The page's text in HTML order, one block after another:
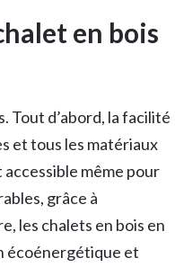
en bois
Tout d’abord, la facilité
et tous les matériaux
même pour
grâce à
les chalets en bois en
écoénergétique et